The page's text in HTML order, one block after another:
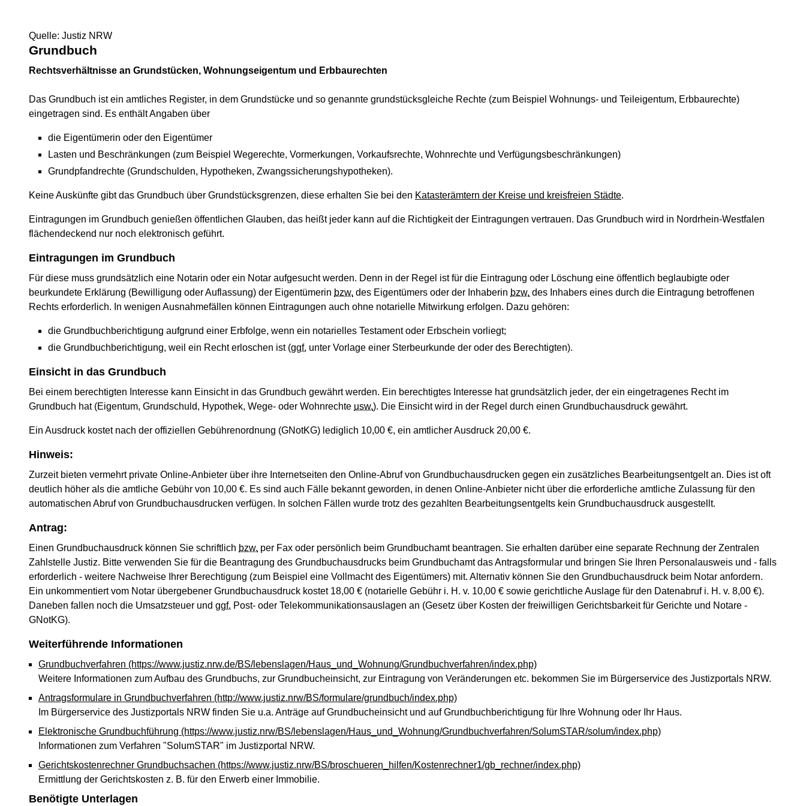
Quelle: Justiz NRW
Grundbuch
Rechtsverhältnisse an Grundstücken, Wohnungseigentum und Erbbaurechten
Das Grundbuch ist ein amtliches Register, in dem Grundstücke und so genannte grundstücksgleiche Rechte (zum Beispiel Wohnungs- und Teileigentum, Erbbaurechte)
eingetragen sind. Es enthält Angaben über
die Eigentümerin oder den Eigentümer
Lasten und Beschränkungen (zum Beispiel Wegerechte, Vormerkungen, Vorkaufsrechte, Wohnrechte und Verfügungsbeschränkungen)
Grundpfandrechte (Grundschulden, Hypotheken, Zwangssicherungshypotheken).
Keine Auskünfte gibt das Grundbuch über Grundstücksgrenzen, diese erhalten Sie bei den Katasterämtern der Kreise und kreisfreien Städte.
Eintragungen im Grundbuch genießen öffentlichen Glauben, das heißt jeder kann auf die Richtigkeit der Eintragungen vertrauen. Das Grundbuch wird in Nordrhein-Westfalen
flächendeckend nur noch elektronisch geführt.
Eintragungen im Grundbuch
Für diese muss grundsätzlich eine Notarin oder ein Notar aufgesucht werden. Denn in der Regel ist für die Eintragung oder Löschung eine öffentlich beglaubigte oder
beurkundete Erklärung (Bewilligung oder Auflassung) der Eigentümerin bzw. des Eigentümers oder der Inhaberin bzw. des Inhabers eines durch die Eintragung betroffenen
Rechts erforderlich. In wenigen Ausnahmefällen können Eintragungen auch ohne notarielle Mitwirkung erfolgen. Dazu gehören:
die Grundbuchberichtigung aufgrund einer Erbfolge, wenn ein notarielles Testament oder Erbschein vorliegt;
die Grundbuchberichtigung, weil ein Recht erloschen ist (ggf. unter Vorlage einer Sterbeurkunde der oder des Berechtigten).
Einsicht in das Grundbuch
Bei einem berechtigten Interesse kann Einsicht in das Grundbuch gewährt werden. Ein berechtigtes Interesse hat grundsätzlich jeder, der ein eingetragenes Recht im
Grundbuch hat (Eigentum, Grundschuld, Hypothek, Wege- oder Wohnrechte usw.). Die Einsicht wird in der Regel durch einen Grundbuchausdruck gewährt.
Ein Ausdruck kostet nach der offiziellen Gebührenordnung (GNotKG) lediglich 10,00 €, ein amtlicher Ausdruck 20,00 €.
Hinweis:
Zurzeit bieten vermehrt private Online-Anbieter über ihre Internetseiten den Online-Abruf von Grundbuchausdrucken gegen ein zusätzliches Bearbeitungsentgelt an. Dies ist oft
deutlich höher als die amtliche Gebühr von 10,00 €. Es sind auch Fälle bekannt geworden, in denen Online-Anbieter nicht über die erforderliche amtliche Zulassung für den
automatischen Abruf von Grundbuchausdrucken verfügen. In solchen Fällen wurde trotz des gezahlten Bearbeitungsentgelts kein Grundbuchausdruck ausgestellt.
Antrag:
Einen Grundbuchausdruck können Sie schriftlich bzw. per Fax oder persönlich beim Grundbuchamt beantragen. Sie erhalten darüber eine separate Rechnung der Zentralen
Zahlstelle Justiz. Bitte verwenden Sie für die Beantragung des Grundbuchausdrucks beim Grundbuchamt das Antragsformular und bringen Sie Ihren Personalausweis und - falls
erforderlich - weitere Nachweise Ihrer Berechtigung (zum Beispiel eine Vollmacht des Eigentümers) mit. Alternativ können Sie den Grundbuchausdruck beim Notar anfordern.
Ein unkommentiert vom Notar übergebener Grundbuchausdruck kostet 18,00 € (notarielle Gebühr i. H. v. 10,00 € sowie gerichtliche Auslage für den Datenabruf i. H. v. 8,00 €).
Daneben fallen noch die Umsatzsteuer und ggf. Post- oder Telekommunikationsauslagen an (Gesetz über Kosten der freiwilligen Gerichtsbarkeit für Gerichte und Notare -
GNotKG).
Weiterführende Informationen
Grundbuchverfahren (https://www.justiz.nrw.de/BS/lebenslagen/Haus_und_Wohnung/Grundbuchverfahren/index.php)
Weitere Informationen zum Aufbau des Grundbuchs, zur Grundbucheinsicht, zur Eintragung von Veränderungen etc. bekommen Sie im Bürgerservice des Justizportals NRW.
Antragsformulare in Grundbuchverfahren (http://www.justiz.nrw/BS/formulare/grundbuch/index.php)
Im Bürgerservice des Justizportals NRW finden Sie u.a. Anträge auf Grundbucheinsicht und auf Grundbuchberichtigung für Ihre Wohnung oder Ihr Haus.
Elektronische Grundbuchführung (https://www.justiz.nrw/BS/lebenslagen/Haus_und_Wohnung/Grundbuchverfahren/SolumSTAR/solum/index.php)
Informationen zum Verfahren "SolumSTAR" im Justizportal NRW.
Gerichtskostenrechner Grundbuchsachen (https://www.justiz.nrw/BS/broschueren_hilfen/Kostenrechner1/gb_rechner/index.php)
Ermittlung der Gerichtskosten z. B. für den Erwerb einer Immobilie.
Benötigte Unterlagen